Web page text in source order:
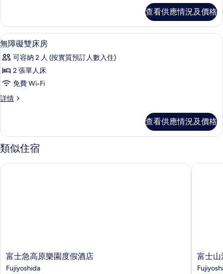
景
(Quadruple,
5-
6F,Eco
Plan)
的
片
山
景
(Quadruple,
5-
6F,Eco
Plan)
情
查看供應情況及價格
載
入
所
有
障
雙
床
房
的
6
無障礙雙床房
可容納 2 人 (按實質預訂人數入住)
2 張單人床
免費 Wi-Fi
詳情
無
床
房
詳
查看供應情況及價格
類似住宿
富
士
富士急高原樂園度假酒店
Fujiyoshida
富士急高原樂園度假酒店
富
士
富士山
富士山